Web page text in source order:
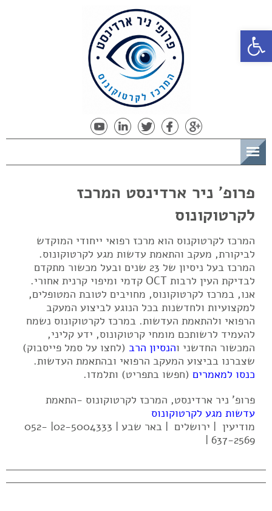
פתח סרגל נגישות
פרופ' ניר ארדינסט המרכז
לקרטוקונוס
המרכז לקרטוקנוס הוא מרכז רפואי ייחודי המוקדש
לביקורת, מעקב והתאמת עדשות מגע לקרטוקונוס.
המרכז בעל ניסיון של 23 שנים ובעל מכשור מתקדם
לבדיקת העין לרבות OCT קדמי ומיפוי קרנית אחורי.
אנו, במרכז לקרטוקונוס, מחויבים לטובת המטופלים,
למקצועיות ולחדשנות בכל הנוגע לביצוע המעקב
הרפואי ולהתאמת העדשות. במרכז לקרטוקונוס נשמח
להעמיד לרשותכם מומחי קרטוקונוס, ידע קליני,
המכשור החדשני והנסיון הרב (לחצו על סמל פייסבוק)
שצברנו בביצוע המעקב הרפואי ובהתאמת העדשות.
כנסו למאמרים (חפשו בתפריט) ותלמדו.
פרופ' ניר ארדינסט, המרכז לקרטוקונוס -התאמת
עדשות מגע לקרטוקונוס
מודיעין | ירושלים | באר שבע | 02-5004333| 052-
637-2569 |